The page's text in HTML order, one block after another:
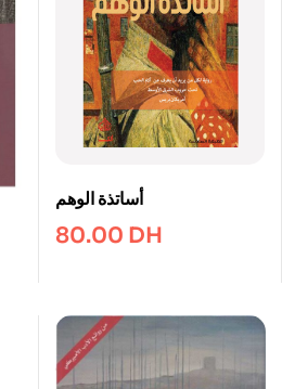
أساتذة الوهم
80.00 DH